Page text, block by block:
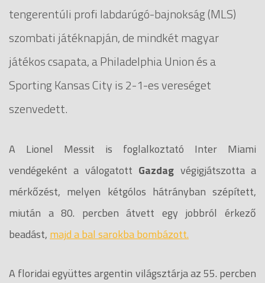
tengerentúli profi labdarúgó-bajnokság (MLS)
szombati játéknapján, de mindkét magyar
játékos csapata, a Philadelphia Union és a
Sporting Kansas City is 2-1-es vereséget
szenvedett.
A Lionel Messit is foglalkoztató Inter Miami
vendégeként a válogatott Gazdag végigjátszotta a
mérkőzést, melyen kétgólos hátrányban szépített,
miután a 80. percben átvett egy jobbról érkező
beadást, majd a bal sarokba bombázott.
A floridai együttes argentin világsztárja az 55. percben